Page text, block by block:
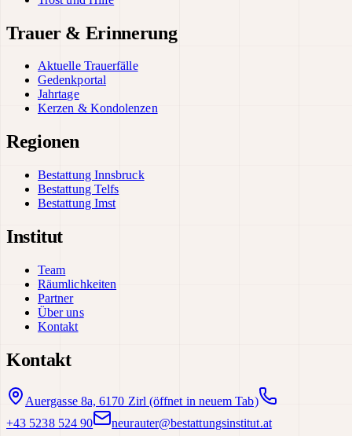
Trauer & Erinnerung
Aktuelle Trauerfälle
Gedenkportal
Jahrtage
Kerzen & Kondolenzen
Regionen
Bestattung Innsbruck
Bestattung Telfs
Bestattung Imst
Institut
Team
Räumlichkeiten
Partner
Über uns
Kontakt
Kontakt
Auergasse 8a, 6170 Zirl (öffnet in neuem Tab)
+43 5238 524 90
neurauter@bestattungsinstitut.at